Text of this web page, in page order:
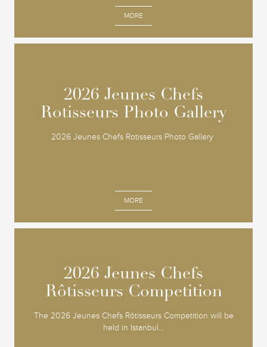
MORE
2026 Jeunes Chefs
Rotisseurs Photo Gallery
2026 Jeunes Chefs Rotisseurs Photo Gallery
MORE
2026 Jeunes Chefs
Rotisseurs Photo Gallery
2026 Jeunes Chefs
Rôtisseurs Competition
The 2026 Jeunes Chefs Rôtisseurs Competition will be
held in Istanbul...
2026 Jeunes Chefs
Rôtisseurs Competition